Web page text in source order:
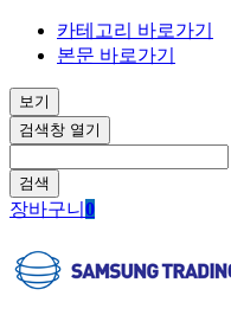
카테고리 바로가기
본문 바로가기
보기
검색창 열기
검색
장바구니 0